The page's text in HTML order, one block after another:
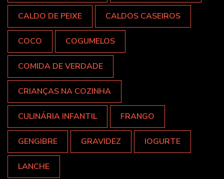
CALDO DE PEIXE CALDOS CASEIROS
COCO COGUMELOS
COMIDA DE VERDADE
CRIANÇAS NA COZINHA
CULINÁRIA INFANTIL FRANGO
GENGIBRE GRAVIDEZ IOGURTE
LANCHE